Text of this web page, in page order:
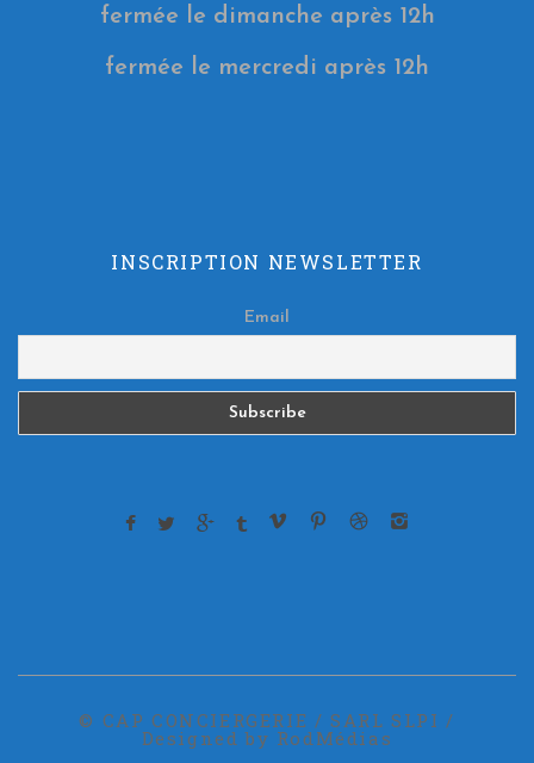
fermée le dimanche après 12h
fermée le mercredi après 12h
INSCRIPTION NEWSLETTER
Email
© CAP CONCIERGERIE / SARL SLPI /
Designed by RodMédias